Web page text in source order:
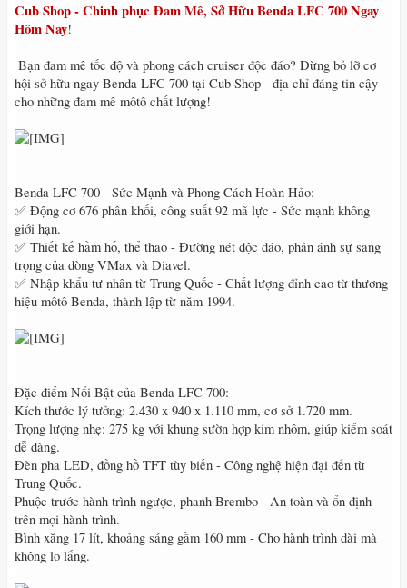
Cub Shop - Chinh phục Đam Mê, Sở Hữu Benda LFC 700 Ngay
Hôm Nay!
️ Bạn đam mê tốc độ và phong cách cruiser độc đáo? Đừng bỏ lỡ cơ
hội sở hữu ngay Benda LFC 700 tại Cub Shop - địa chỉ đáng tin cậy
cho những đam mê môtô chất lượng!
Benda LFC 700 - Sức Mạnh và Phong Cách Hoàn Hảo:
✅ Động cơ 676 phân khối, công suất 92 mã lực - Sức mạnh không
giới hạn.
✅ Thiết kế hầm hố, thể thao - Đường nét độc đáo, phản ánh sự sang
trọng của dòng VMax và Diavel.
✅ Nhập khẩu tư nhân từ Trung Quốc - Chất lượng đỉnh cao từ thương
hiệu môtô Benda, thành lập từ năm 1994.
Đặc điểm Nổi Bật của Benda LFC 700:
Kích thước lý tưởng: 2.430 x 940 x 1.110 mm, cơ sở 1.720 mm.
Trọng lượng nhẹ: 275 kg với khung sườn hợp kim nhôm, giúp kiểm soát
dễ dàng.
Đèn pha LED, đồng hồ TFT tùy biến - Công nghệ hiện đại đến từ
Trung Quốc.
Phuộc trước hành trình ngược, phanh Brembo - An toàn và ổn định
trên mọi hành trình.
Bình xăng 17 lít, khoảng sáng gầm 160 mm - Cho hành trình dài mà
không lo lắng.